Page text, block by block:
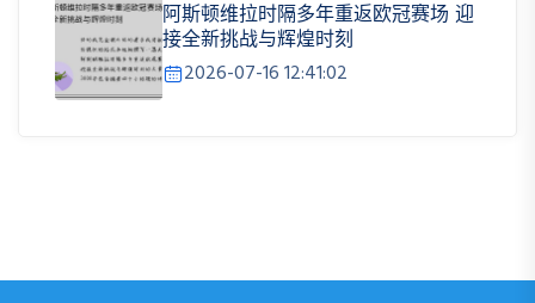
阿斯顿维拉时隔多年重返欧冠赛场 迎
接全新挑战与辉煌时刻
2026-07-16 12:41:02